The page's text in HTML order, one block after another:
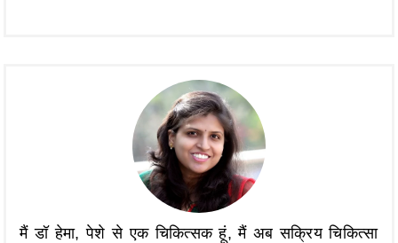
मैं डॉ हेमा, पेशे से एक चिकित्सक हूं, मैं अब सक्रिय चिकित्सा